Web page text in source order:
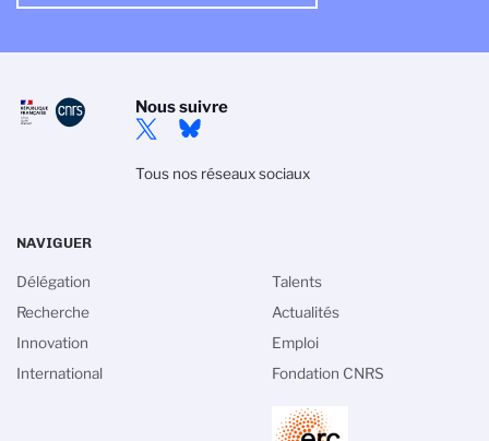
Nous suivre
Tous nos réseaux sociaux
NAVIGUER
Délégation
Recherche
Innovation
International
Talents
Actualités
Emploi
Fondation CNRS